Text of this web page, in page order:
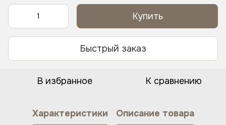
Купить
Быстрый заказ
В избранное К сравнению
Характеристики Описание товара